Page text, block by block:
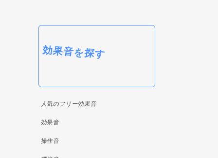
効果音を探す
人気のフリー効果音
効果音
操作音